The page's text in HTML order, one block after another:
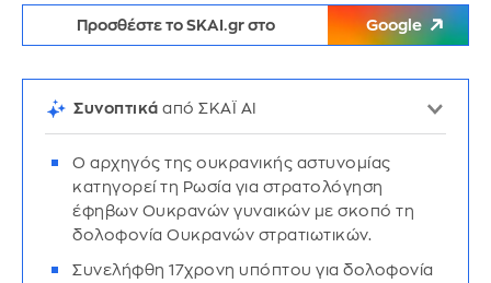
Προσθέστε το SKAI.gr στο Google
Συνοπτικά από ΣΚΑΪ AI
Ο αρχηγός της ουκρανικής αστυνομίας
κατηγορεί τη Ρωσία για στρατολόγηση
έφηβων Ουκρανών γυναικών με σκοπό τη
δολοφονία Ουκρανών στρατιωτικών.
Συνελήφθη 17χρονη υπόπτου για δολοφονία